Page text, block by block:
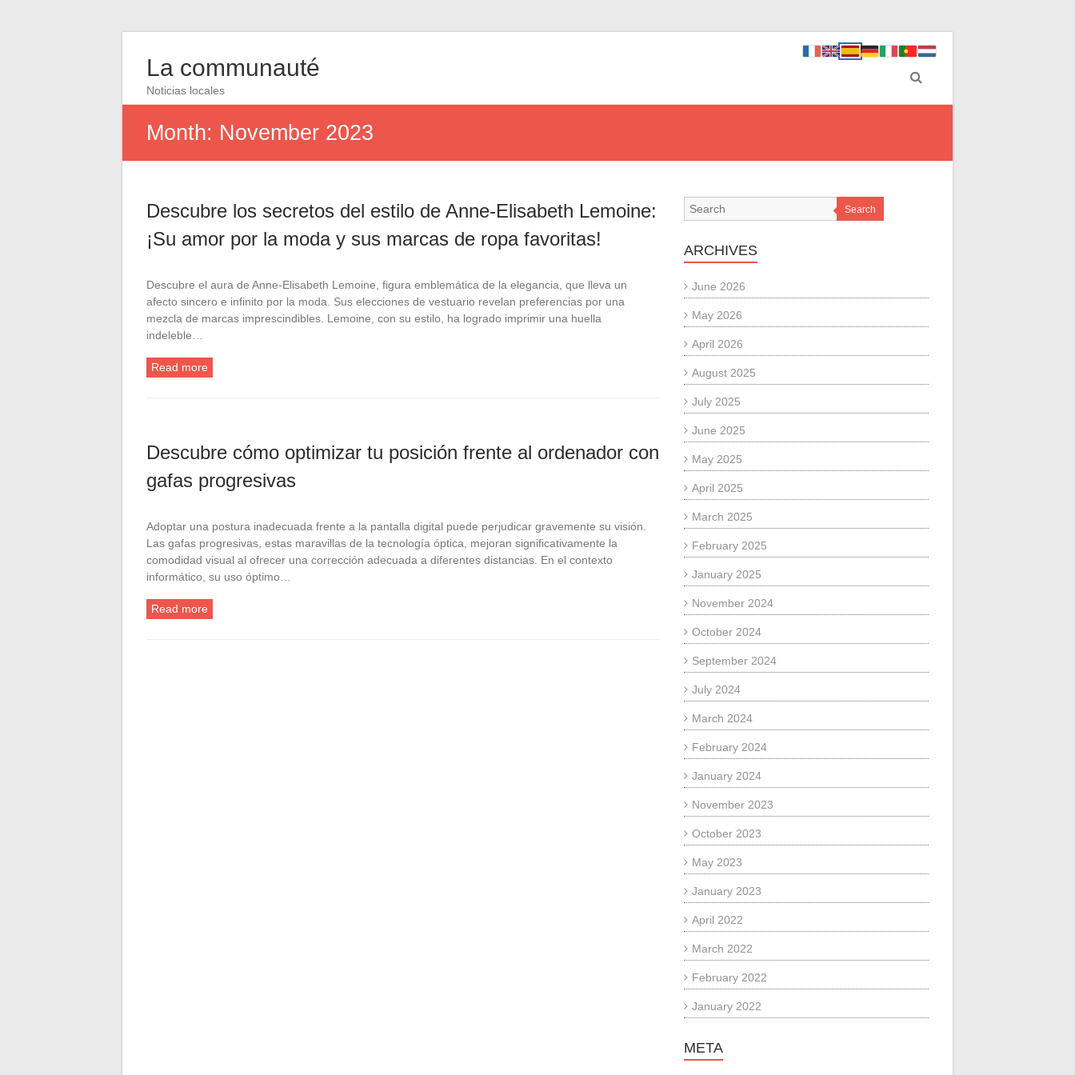
La communauté
Noticias locales
Month: November 2023
Descubre los secretos del estilo de Anne-Elisabeth Lemoine:
¡Su amor por la moda y sus marcas de ropa favoritas!
Descubre el aura de Anne-Elisabeth Lemoine, figura emblemática de la elegancia, que lleva un
afecto sincero e infinito por la moda. Sus elecciones de vestuario revelan preferencias por una
mezcla de marcas imprescindibles. Lemoine, con su estilo, ha logrado imprimir una huella
indeleble…
Read more
Descubre cómo optimizar tu posición frente al ordenador con
gafas progresivas
Adoptar una postura inadecuada frente a la pantalla digital puede perjudicar gravemente su visión.
Las gafas progresivas, estas maravillas de la tecnología óptica, mejoran significativamente la
comodidad visual al ofrecer una corrección adecuada a diferentes distancias. En el contexto
informático, su uso óptimo…
Read more
Search
ARCHIVES
June 2026
May 2026
April 2026
August 2025
July 2025
June 2025
May 2025
April 2025
March 2025
February 2025
January 2025
November 2024
October 2024
September 2024
July 2024
March 2024
February 2024
January 2024
November 2023
October 2023
May 2023
January 2023
April 2022
March 2022
February 2022
January 2022
META